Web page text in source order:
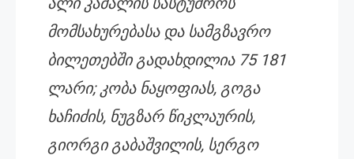
მომსახურებასა და სამგზავრო
ბილეთებში გადახდილია 75 181
ლარი; კობა ნაყოფიას, გოგა
ხაჩიძის, ნუგზარ წიკლაურის,
გიორგი გაბაშვილის, სერგო